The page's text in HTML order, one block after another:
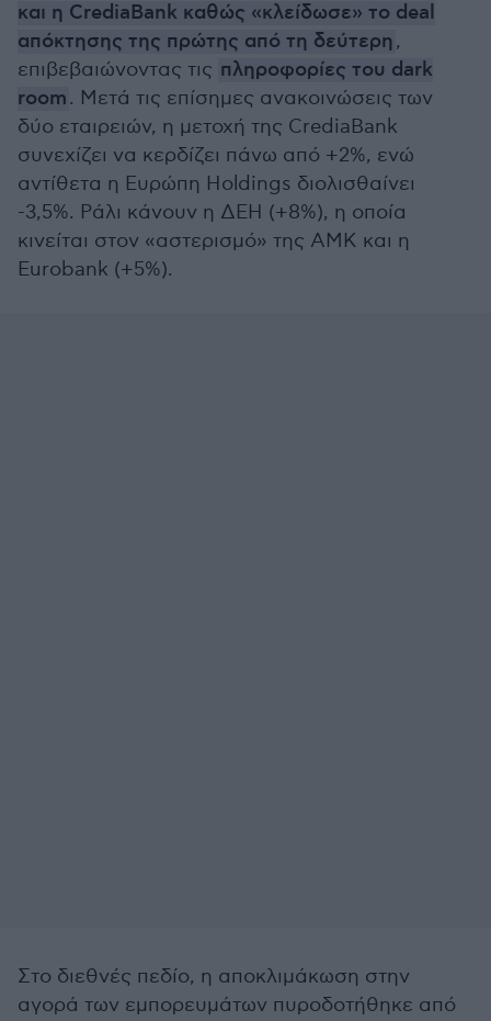
και η CrediaBank καθώς «κλείδωσε» το deal
απόκτησης της πρώτης από τη δεύτερη,
επιβεβαιώνοντας τις πληροφορίες του dark
room. Μετά τις επίσημες ανακοινώσεις των
δύο εταιρειών, η μετοχή της CrediaBank
συνεχίζει να κερδίζει πάνω από +2%, ενώ
αντίθετα η Ευρώπη Holdings διολισθαίνει
-3,5%. Ράλι κάνουν η ΔΕΗ (+8%), η οποία
κινείται στον «αστερισμό» της ΑΜΚ και η
Eurobank (+5%).
Στο διεθνές πεδίο, η αποκλιμάκωση στην
αγορά των εμπορευμάτων πυροδοτήθηκε από